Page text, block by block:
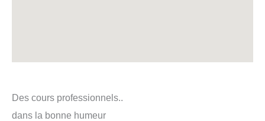
Des cours professionnels..
dans la bonne humeur